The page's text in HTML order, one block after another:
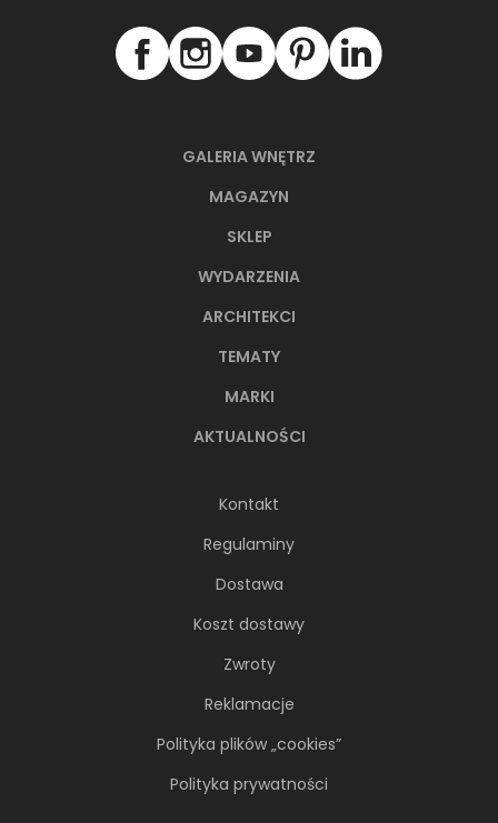
GALERIA WNĘTRZ
MAGAZYN
SKLEP
WYDARZENIA
ARCHITEKCI
TEMATY
MARKI
AKTUALNOŚCI
Kontakt
Regulaminy
Dostawa
Koszt dostawy
Zwroty
Reklamacje
Polityka plików „cookies”
Polityka prywatności